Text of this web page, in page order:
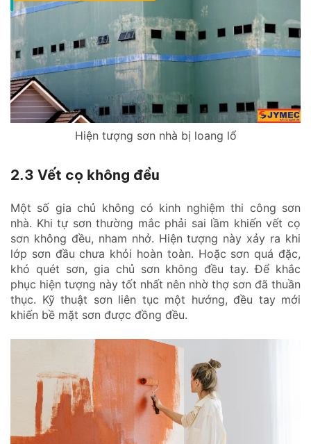
Hiện tượng sơn nhà bị loang lổ
2.3 Vết cọ không đều
Một số gia chủ không có kinh nghiệm thi công sơn
nhà. Khi tự sơn thường mắc phải sai lầm khiến vết cọ
sơn không đều, nham nhở. Hiện tượng này xảy ra khi
lớp sơn đầu chưa khỏi hoàn toàn. Hoặc sơn quá đặc,
khó quét sơn, gia chủ sơn không đều tay. Để khắc
phục hiện tượng này tốt nhất nên nhờ thợ sơn đã thuần
thục. Kỹ thuật sơn liên tục một hướng, đều tay mới
khiến bề mặt sơn được đồng đều.